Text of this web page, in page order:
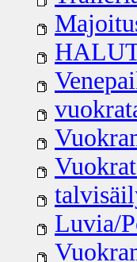
Luvia/